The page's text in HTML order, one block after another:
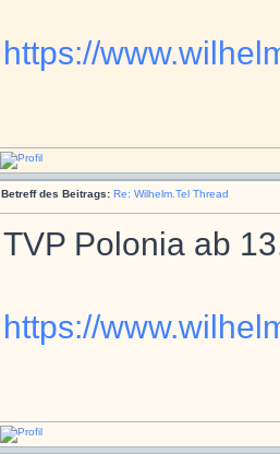
https://
Betreff des Beitrags: Re: Wilhelm.Tel Thread
TVP Polonia ab
https://